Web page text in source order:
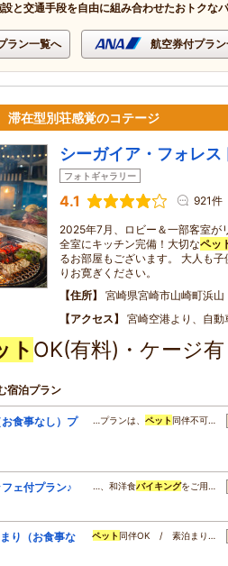
設と交通手段を自由に組み合わせたおトクな
ラン一覧へ 航空券付プラ
滞在型別荘感覚のコテージ
シーガイア・フォレス
フォトギャラリー
4.1 921件
2025年7月、ロビー＆一部客室が
全室にキッチン完備！大切なペッ
るお部屋もございます。 大人も
りお寛ぎください。
住所
宮崎県宮崎市山崎町浜山
アクセス
宮崎空港より、自
ト OK(有料)・ケージ
宿泊プラン
食事なし）プ
…プランは、 ペット 同伴不可…
ェ付プラン♪ …、和洋食バイキングをご用…
り（お食事な
ペット 同伴OK / 素泊まり…